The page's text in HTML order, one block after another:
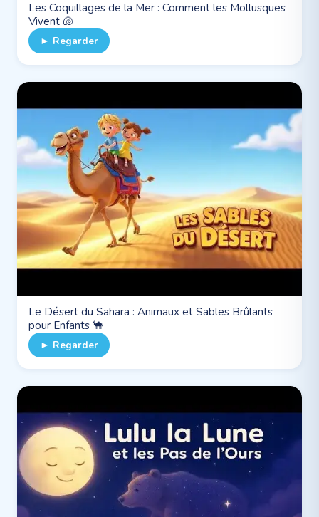
Les Coquillages de la Mer : Comment les Mollusques
Vivent 🐚
► Regarder
Le Désert du Sahara : Animaux et Sables Brûlants
pour Enfants 🐪
► Regarder